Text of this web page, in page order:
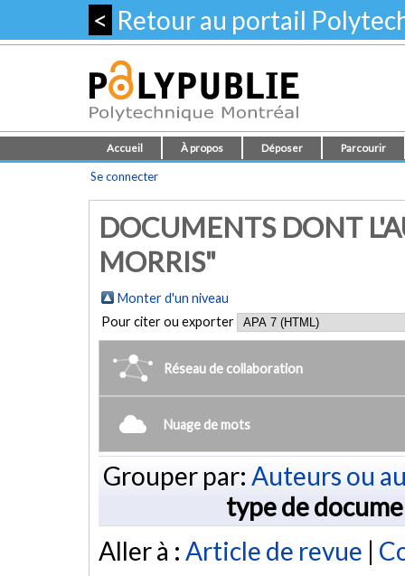
< Retour au portail
Accueil À propos Déposer Parcourir
Se connecter
DOCUMENTS DONT
MORRIS"
Monter d'un niveau
Pour citer ou exporter
Réseau de collaboration
Nuage de mots
Grouper par: Auteurs ou
type de
Aller à : Article de revue |